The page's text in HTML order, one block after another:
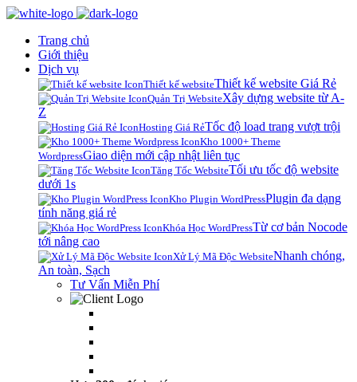
Trang chủ
Giới thiệu
Dịch vụ
Thiết kế websiteThiết kế website Giá Rẻ
Quản Trị WebsiteXây dựng website từ A-
Z
Hosting Giá RẻTốc độ load trang vượt trội
Kho 1000+ Theme
WordpressGiao diện mới cập nhật liên tục
Tăng Tốc WebsiteTối ưu tốc độ website
dưới 1s
Kho Plugin WordPressPlugin đa dạng
tính năng giá rẻ
Khóa Học WordPressTừ cơ bản Nocode
tới nâng cao
Xử Lý Mã Độc WebsiteNhanh chóng,
An toàn, Sạch
Tư Vấn Miễn Phí